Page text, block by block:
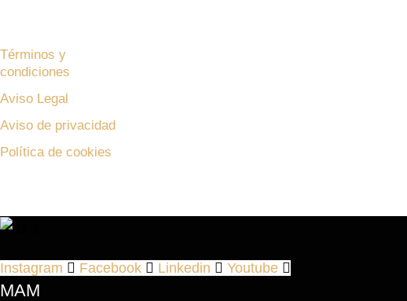
Términos y
condiciones
Aviso Legal
Aviso de privacidad
Política de cookies
Instagram Facebook Linkedin Youtube
MAM